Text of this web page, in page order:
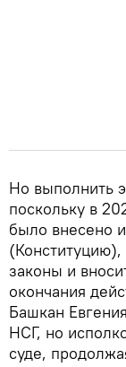
Но выполнить
поскольку в
было внесено
законы и
окончания
Башкан
НСГ, но
суде,